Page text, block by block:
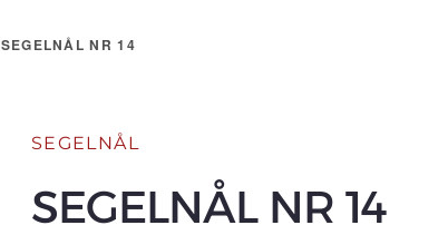
SEGELNÅL NR 14
SEGELNÅL
SEGELNÅL NR 14